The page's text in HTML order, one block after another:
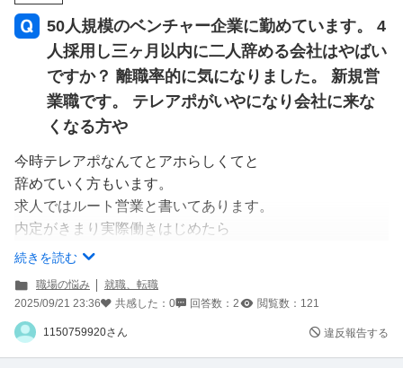
50人規模のベンチャー企業に勤めています。 4
人採用し三ヶ月以内に二人辞める会社はやばい
ですか？ 離職率的に気になりました。 新規営
業職です。 テレアポがいやになり会社に来な
くなる方や
今時テレアポなんてとアホらしくてと
辞めていく方もいます。
求人ではルート営業と書いてあります。
内定がきまり実際働きはじめたら
研修内容にテレアポから始まって新規だからねというわれ
自分は毎日400件くらいテレアポし、3ヶ月でテレアポの
研修は終わり次は新規営業の研修なのですが、ひとだんら
くついて燃え尽きてしまいました。
続きを読む
職場の悩み
就職、転職
2025/09/21 23:36
共感した： 0 回答数： 2 閲覧数： 121
1150759920さん 違反報告する